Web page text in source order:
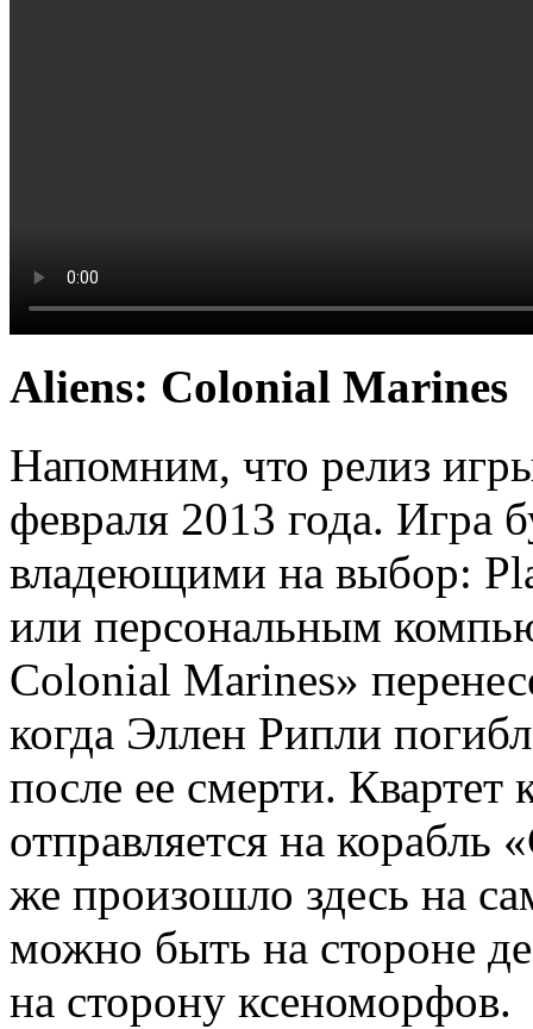
Aliens: Colonial Marines
Напомним, что релиз
февраля 2013 года. Игра
владеющими на выбор:
или персональным
Colonial Marines»
когда Эллен Рипли
после ее смерти. Квартет
отправляется на корабль
же произошло здесь на
можно быть на стороне
на сторону ксеноморфов.